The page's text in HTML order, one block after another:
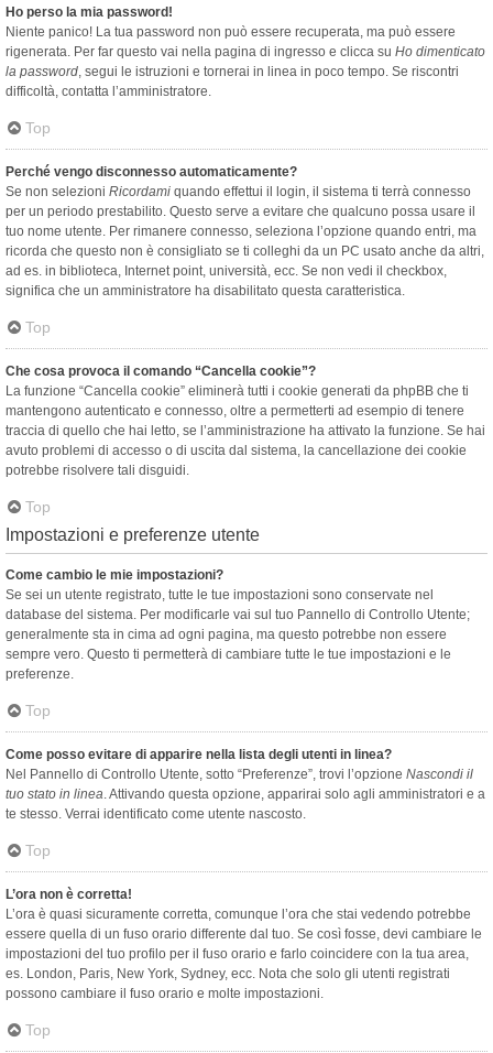
Ho perso la mia password!
Niente panico! La tua password non può essere recuperata, ma può essere
rigenerata. Per far questo vai nella pagina di ingresso e clicca su Ho dimenticato
la password, segui le istruzioni e tornerai in linea in poco tempo. Se riscontri
difficoltà, contatta l’amministratore.
Top
Perché vengo disconnesso automaticamente?
Se non selezioni Ricordami quando effettui il login, il sistema ti terrà connesso
per un periodo prestabilito. Questo serve a evitare che qualcuno possa usare il
tuo nome utente. Per rimanere connesso, seleziona l’opzione quando entri, ma
ricorda che questo non è consigliato se ti colleghi da un PC usato anche da altri,
ad es. in biblioteca, Internet point, università, ecc. Se non vedi il checkbox,
significa che un amministratore ha disabilitato questa caratteristica.
Top
Che cosa provoca il comando “Cancella cookie”?
La funzione “Cancella cookie” eliminerà tutti i cookie generati da phpBB che ti
mantengono autenticato e connesso, oltre a permetterti ad esempio di tenere
traccia di quello che hai letto, se l’amministrazione ha attivato la funzione. Se hai
avuto problemi di accesso o di uscita dal sistema, la cancellazione dei cookie
potrebbe risolvere tali disguidi.
Top
Impostazioni e preferenze utente
Come cambio le mie impostazioni?
Se sei un utente registrato, tutte le tue impostazioni sono conservate nel
database del sistema. Per modificarle vai sul tuo Pannello di Controllo Utente;
generalmente sta in cima ad ogni pagina, ma questo potrebbe non essere
sempre vero. Questo ti permetterà di cambiare tutte le tue impostazioni e le
preferenze.
Top
Come posso evitare di apparire nella lista degli utenti in linea?
Nel Pannello di Controllo Utente, sotto “Preferenze”, trovi l’opzione Nascondi il
tuo stato in linea. Attivando questa opzione, apparirai solo agli amministratori e a
te stesso. Verrai identificato come utente nascosto.
Top
L’ora non è corretta!
L’ora è quasi sicuramente corretta, comunque l’ora che stai vedendo potrebbe
essere quella di un fuso orario differente dal tuo. Se così fosse, devi cambiare le
impostazioni del tuo profilo per il fuso orario e farlo coincidere con la tua area,
es. London, Paris, New York, Sydney, ecc. Nota che solo gli utenti registrati
possono cambiare il fuso orario e molte impostazioni.
Top